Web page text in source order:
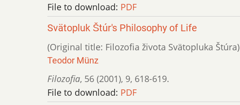
File to download: PDF
Svätopluk Štúr's Philosophy of Life
(Original title: Filozofia života Svätopluka Štúra)
Teodor Münz
Filozofia, 56 (2001), 9, 618-619.
File to download: PDF